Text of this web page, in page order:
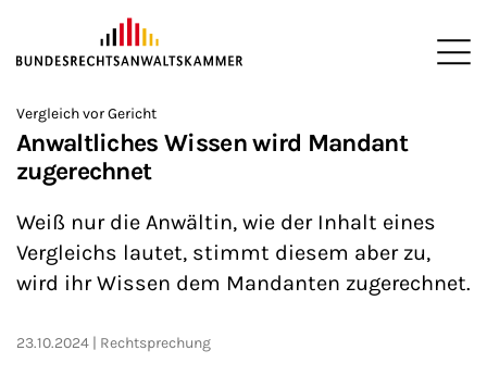
ZUM HAUPTINHALT SPRINGEN
Sie befinden sich hier:
>
Startseite
>
Newsroom
Vergleich vor Gericht
Anwaltliches Wissen wird Mandant
zugerechnet
Weiß nur die Anwältin, wie der Inhalt eines
Vergleichs lautet, stimmt diesem aber zu,
wird ihr Wissen dem Mandanten zugerechnet.
23.10.2024 Rechtsprechung